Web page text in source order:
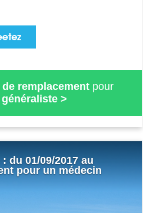
remplacement pour
>
du 01/09/2017 au
pour un médecin